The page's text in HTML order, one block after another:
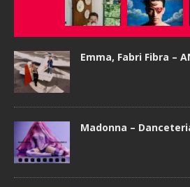
Emma, Fabri Fibra –
Madonna –